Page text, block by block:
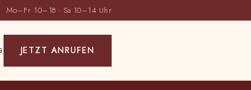
Mo–Fr 10–18 · Sa 10–14 Uhr
JETZT ANRUFEN